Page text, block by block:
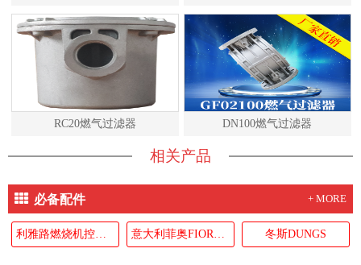
RC20燃气过滤器 DN100燃气过滤器
相关产品
必备配件 + MORE
冬斯DUNGS